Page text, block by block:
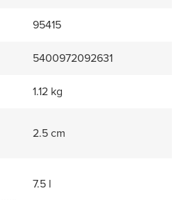
95415
5400972092631
1.12 kg
2.5 cm
7.5 l